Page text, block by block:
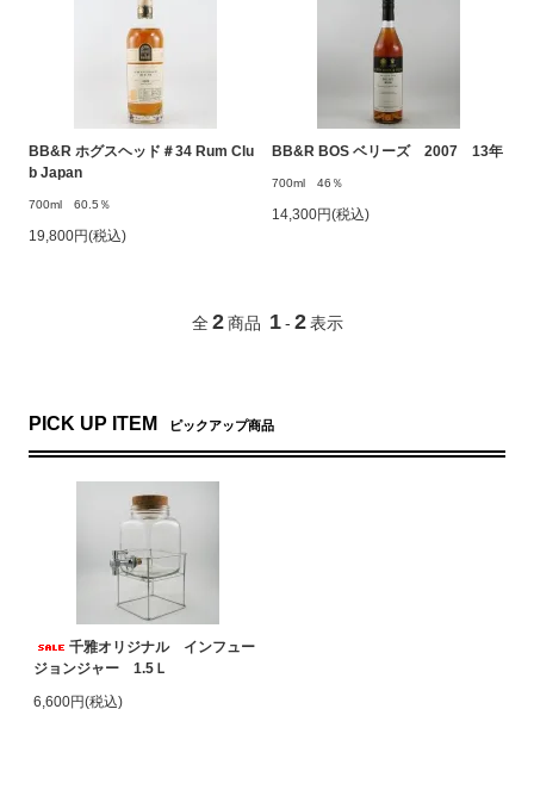
BB&R ホグスヘッド＃34 Rum Clu
b Japan
700ml 60.5％
19,800円(税込)
BB&R BOS ベリーズ 2007 13年
700ml 46％
14,300円(税込)
全 2 商品 1 - 2 表示
PICK UP ITEM ピックアップ商品
千雅オリジナル インフュー
ジョンジャー 1.5Ｌ
6,600円(税込)